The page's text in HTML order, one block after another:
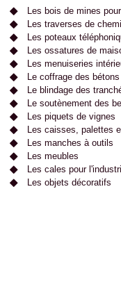
Les bois de mines
Les traverses de
Les poteaux
Les ossatures de
Les menuiseries
Le coffrage des
Le blindage des
Le soutènement des
Les piquets de vignes
Les caisses, palettes
Les manches à outils
Les meubles
Les cales pour
Les objets décoratifs